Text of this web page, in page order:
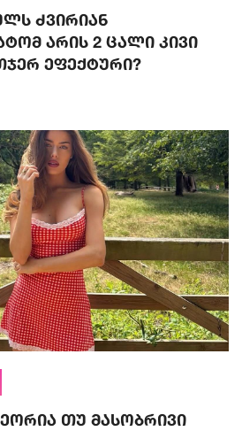
ძვირიან
არის 2 ცალი კივი
ეფექტური?
თუ მასობრივი